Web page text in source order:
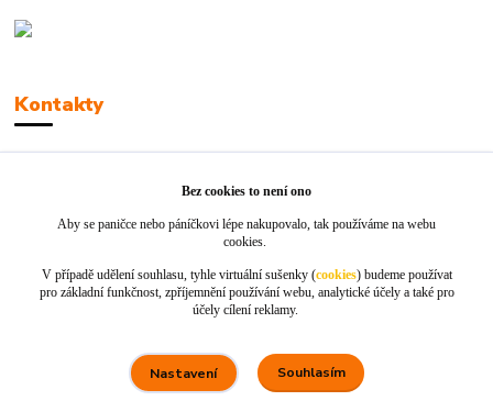
Kontakty
info@jackie-shop.cz
Vytvořeno na Eshop-rychle.cz
Bez cookies to není ono
Aby se paničce nebo páníčkovi lépe nakupovalo, tak používáme na webu
cookies.
V případě udělení souhlasu, tyhle virtuální sušenky (cookies) budeme používat
pro základní funkčnost, zpříjemnění používání webu, analytické účely a také pro
účely cílení reklamy.
Nastavení Souhlasím